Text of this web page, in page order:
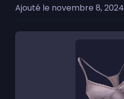
Ajouté le novembre 8, 2024